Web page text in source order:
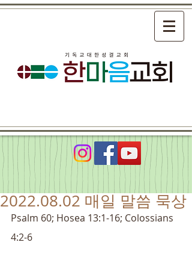
2022.08.02 매일 말씀 묵상
Psalm 60; Hosea 13:1-16; Colossians
4:2-6